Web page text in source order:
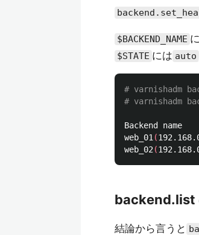
$BACKEND_NAME
$STATE には auto
# varnishadm
# varnishadm
Backend
web_01 (
web_02 (
backend.list
結論から言うと